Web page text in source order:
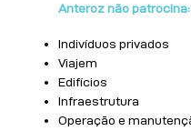
Anteroz não patrocina:
Indivíduos privados
Viajem
Edifícios
Infraestrutura
Operação e